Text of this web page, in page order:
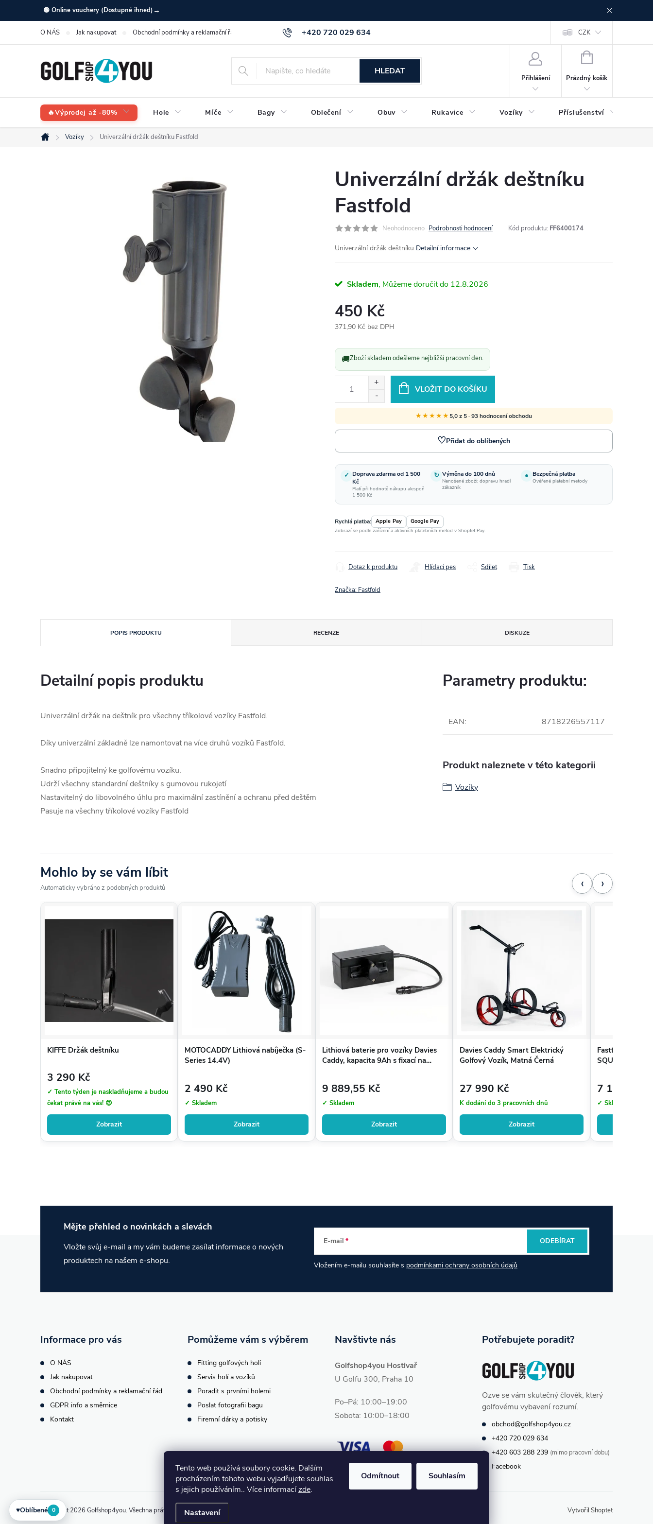
Tento web používá soubory cookie. Dalším
procházením tohoto webu vyjadřujete souhlas
s jejich používáním.. Více informacízde.
Nastavení
Odmítnout Souhlasím
na
🟢 Online vouchery (Dostupné ihned) →
+420 720 029 634
O NÁS Jak nakupovat Obchodní podmínky a reklamační řád GDPR info a směrnice Kontakt CZK
HLEDAT
Přihlášení
NÁKUPNÍ
Prázdný košík
🔥Výprodej až -80% Hole Míče Bagy Oblečení Obuv Rukavice Vozíky Příslušenství
Domů
Vozíky Univerzální držák deštníku Fastfold
Univerzální držák deštníku
Fastfold
Neohodnoceno Podrobnosti hodnocení Kód produktu: FF6400174
Univerzální držák deštníku Detailní informace
Skladem 12.8.2026
450 Kč
371,90 Kč bez DPH
cena:
🚚Zboží skladem odešleme nejbližší pracovní den.
VLOŽIT DO KOŠÍKU
★★★★★5,0 z 5 · 93 hodnocení obchodu
♡Přidat do oblíbených
✓ Doprava zdarma od 1 500
Kč
Platí při hodnotě nákupu alespoň
1 500 Kč
↻ Výměna do 100 dnů
Nenošené zboží; dopravu hradí
zákazník
● Bezpečná platba
Ověřené platební metody
Rychlá platba: Apple Pay Google Pay
Zobrazí se podle zařízení a aktivních platebních metod v Shoptet Pay.
Tisk
Dotaz k produktu Hlídací pes Sdílet
Značka: Fastfold
POPIS PRODUKTU RECENZE DISKUZE
Detailní popis produktu
Univerzální držák na deštník pro všechny tříkolové vozíky Fastfold.
Díky univerzální základně lze namontovat na více druhů vozíků Fastfold.
Snadno připojitelný ke golfovému vozíku.
Udrží všechny standardní deštníky s gumovou rukojetí
Nastavitelný do libovolného úhlu pro maximální zastínění a ochranu před deštěm
Pasuje na všechny tříkolové vozíky Fastfold
Parametry produktu:
EAN: 8718226557117
Produkt naleznete v této kategorii
Vozíky
Mohlo by se vám líbit
Automaticky vybráno z podobných produktů ‹ ›
KIFFE Držák deštníku
3 290 Kč
✓ Tento týden je naskladňujeme a budou
čekat právě na vás! 😍
Zobrazit
MOTOCADDY Lithiová nabíječka (S-
Series 14.4V)
2 490 Kč
✓ Skladem
Zobrazit
Lithiová baterie pro vozíky Davies
Caddy, kapacita 9Ah s fixací na
9 889,55 Kč
✓ Skladem
Zobrazit
Davies Caddy Smart Elektrický
Golfový Vozík, Matná Černá
27 990 Kč
K dodání do 3 pracovních dnů
Zobrazit
Fastfold 3-
SQUARE, Černý
7 190 Kč
✓ Skladem
Mějte přehled o novinkách a slevách
Vložte svůj e-mail a my vám budeme zasílat informace o nových
produktech na našem e-shopu.
E-mail
Vložením e-mailu souhlasíte s podmínkami ochrany osobních údajů
ODEBÍRAT
Informace pro vás
O NÁS
Jak nakupovat
Obchodní podmínky a reklamační řád
GDPR info a směrnice
Kontakt
Navštivte nás
Golfshop4you Hostivař
U Golfu 300, Praha 10
Po–Pá: 10:00–19:00
Sobota: 10:00–18:00
Pomůžeme vám s výběrem
Fitting golfových holí
Servis holí a vozíků
Poradit s prvními holemi
Poslat fotografii bagu
Firemní dárky a potisky
Potřebujete poradit?
Ozve se vám skutečný člověk, který
golfovému vybavení rozumí.
obchod@golfshop4you.cz
+420 720 029 634
+420 603 288 239 (mimo pracovní dobu)
Facebook
Vytvořil Shoptet
Copyright 2026 Golfshop4you. Všechna práva vyhrazena.Upravit nastavení cookies
♥Oblíbené 0